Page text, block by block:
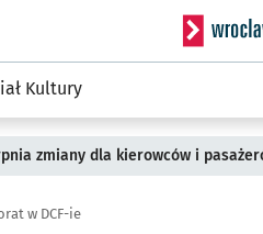
Serwis
Kultury
zmiany dla kierowców i
w DCF-ie